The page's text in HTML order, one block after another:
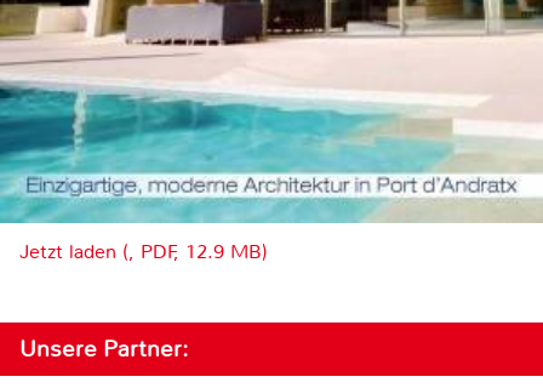
Jetzt laden (, PDF, 12.9 MB)
Unsere Partner: